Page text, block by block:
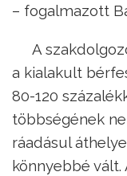
– fogalmazott
A
a kialakult
80-120
többségének
ráadásul
könnyebbé vált.